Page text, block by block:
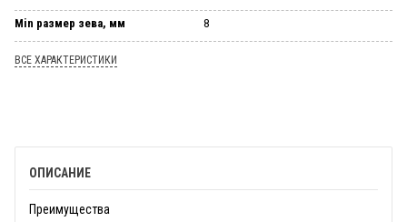
Min размер зева, мм 8
ВСЕ ХАРАКТЕРИСТИКИ
ОПИСАНИЕ
Преимущества